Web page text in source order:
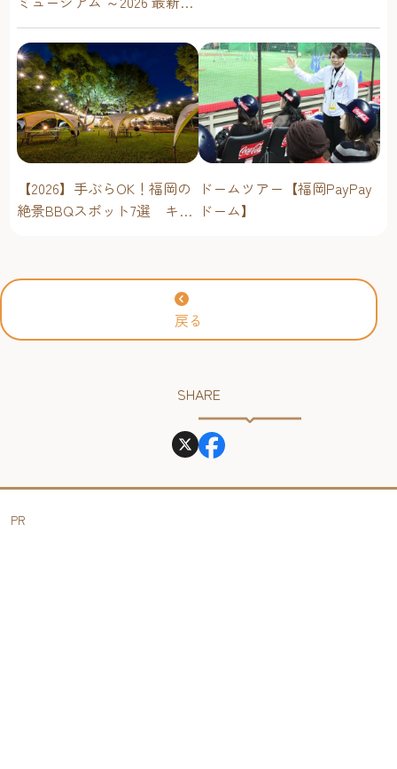
ベントスケジュール！【福
岡アジア美術館】
【2026】手ぶらOK！福岡の
絶景BBQスポット7選 キャ
ドームツアー【福岡PayPay
ドーム】
戻る
SHARE
PR